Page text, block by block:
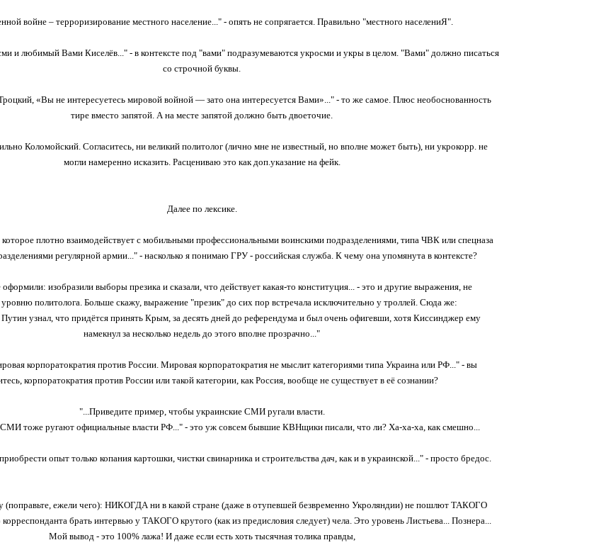
войне – терроризирование местного население..." - опять не сопрягается. Правильно "местного населениЯ".
и любимый Вами Киселёв..." - в контексте под "вами" подразумеваются укросми и укры в целом. "Вами" должно писаться
со строчной буквы.
«Вы не интересуетесь мировой войной — зато она интересуется Вами»..." - то же самое. Плюс необоснованность
тире вместо запятой. А на месте запятой должно быть двоеточие.
Коломойский. Согласитесь, ни великий политолог (лично мне не известный, но вполне может быть), ни укрокорр. не
могли намеренно исказить. Расцениваю это как доп.указание на фейк.
Далее по лексике.
плотно взаимодействует с мобильными профессиональными воинскими подразделениями, типа ЧВК или спецназа
регулярной армии..." - насколько я понимаю ГРУ - российская служба. К чему она упомянута в контексте?
изобразили выборы презика и сказали, что действует какая-то конституция... - это и другие выражения, не
политолога. Больше скажу, выражение "презик" до сих пор встречала исключительно у троллей. Сюда же:
узнал, что придётся принять Крым, за десять дней до референдума и был очень офигевши, хотя Киссинджер ему
намекнул за несколько недель до этого вполне прозрачно..."
корпоратократия против России. Мировая корпоратократия не мыслит категориями типа Украина или РФ..." - вы
корпоратократия против России или такой категории, как Россия, вообще не существует в её сознании?
"...Приведите пример, чтобы украинские СМИ ругали власти.
тоже ругают официальные власти РФ..." - это уж совсем бывшие КВНщики писали, что ли? Ха-ха-ха, как смешно...
опыт только копания картошки, чистки свинарника и строительства дач, как и в украинской..." - просто бредос.
(поправьте, ежели чего): НИКОГДА ни в какой стране (даже в отупевшей безвременно Укроляндии) не пошлют ТАКОГО
брать интервью у ТАКОГО крутого (как из предисловия следует) чела. Это уровень Листьева... Познера...
Мой вывод - это 100% лажа! И даже если есть хоть тысячная толика правды,